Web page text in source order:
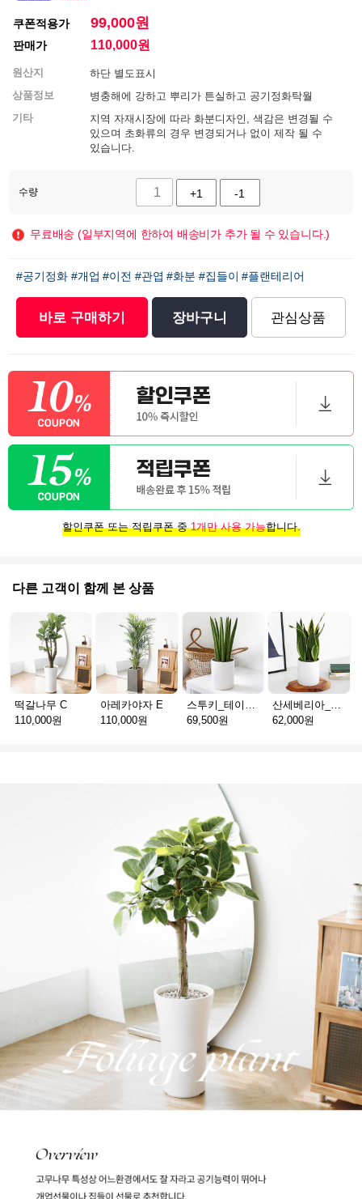
쿠폰적용가 99,000원
판매가 110,000원
원산지
하단 별도표시
상품정보
병충해에 강하고 뿌리가 튼실하고 공기정화탁월
기타
지역 자재시장에 따라 화분디자인, 색감은 변경될 수
있으며 초화류의 경우 변경되거나 없이 제작 될 수
있습니다.
수량 +1 -1
무료배송 (일부지역에 한하여 배송비가 추가 될 수 있습니다.)
#공기정화 #개업 #이전 #관엽 #화분 #집들이 #플랜테리어
바로 구매하기 장바구니 관심상품
할인쿠폰 또는 적립쿠폰 중1개만 사용 가능합니다.
다른 고객이 함께 본 상품
떡갈나무 C
110,000원
아레카야자 E
110,000원
69,500원
62,000원